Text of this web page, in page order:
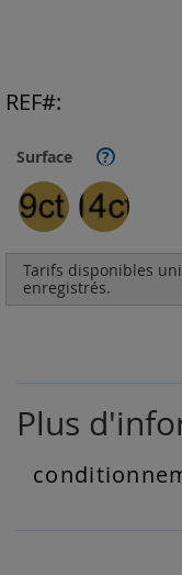
Surface ?
Tarifs disponibles
enregistrés.
REF
Plus
Plus